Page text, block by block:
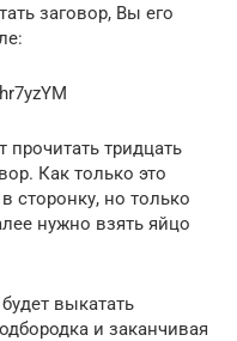
заговор, Вы его
тридцать
Как только это
сторонку, но только
нужно взять яйцо
выкатать
и заканчивая